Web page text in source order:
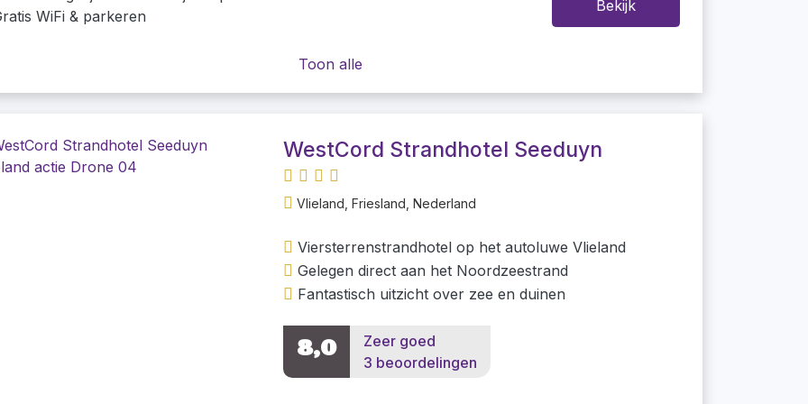
WiFi & parkeren
Bekijk
Toon alle
WestCord Strandhotel Seeduyn
Vlieland, Friesland, Nederland
Viersterrenstrandhotel op het autoluwe Vlieland
Gelegen direct aan het Noordzeestrand
Fantastisch uitzicht over zee en duinen
8,0
Zeer goed
3 beoordelingen